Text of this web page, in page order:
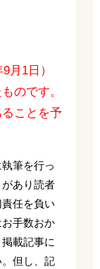
月1日）
のです。
ことを予
筆を行っ
あり読者
任を負い
手数おか
載記事に
但し、記